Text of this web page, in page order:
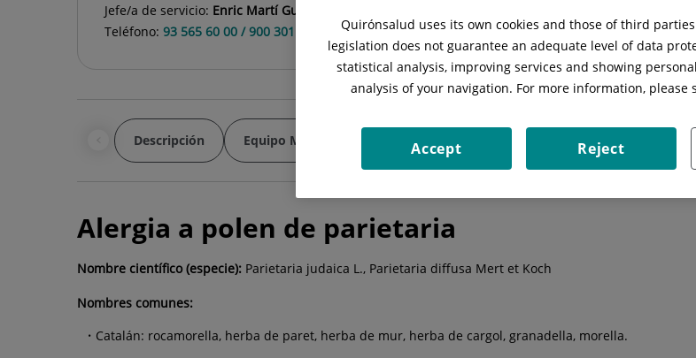
Jefe/a de servicio: Enric Martí Guadaño
Teléfono: 93 565 60 00 / 900 301 013 Especialidad:
Descripción Equipo Médico Enfermedades Consejos
Alergia a polen de parietaria
Nombre científico (especie): Parietaria judaica L., Parietaria diffusa Mert et Koch
Nombres comunes:
Catalán: rocamorella, herba de paret, herba de mur, herba de cargol, granadella, morella.
Quirónsalud uses its own cookies and those of third
legislation does not guarantee an adequate level of data
statistical analysis, improving services and showing
analysis of your navigation. For more information, please
Reject
Accept